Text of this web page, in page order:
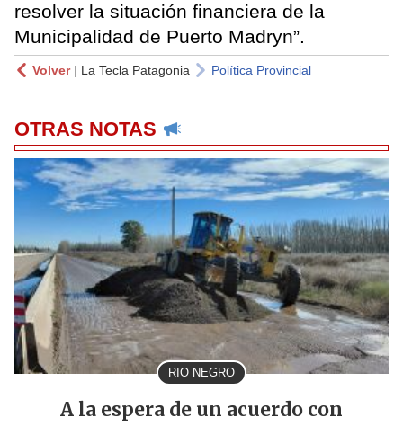
resolver la situación financiera de la
Municipalidad de Puerto Madryn”.
Volver| La Tecla Patagonia Política Provincial
OTRAS NOTAS
RIO NEGRO
A la espera de un acuerdo con